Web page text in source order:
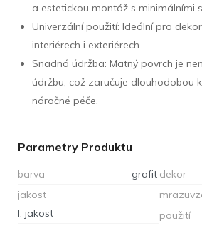
a estetickou montáž s minimálními
Univerzální použití: Ideální pro
interiérech i exteriérech.
Snadná údržba: Matný povrch je
údržbu, což zaručuje dlouhodobou
náročné péče.
Parametry Produktu
barva grafit dekor
jakost
I. jakost
použití